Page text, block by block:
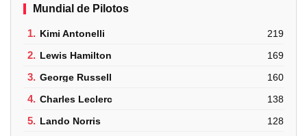
Mundial de Pilotos
1. Kimi Antonelli 219
2. Lewis Hamilton 169
3. George Russell 160
4. Charles Leclerc 138
5. Lando Norris 128